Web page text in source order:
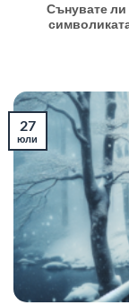
Сънувате ли
27
юли